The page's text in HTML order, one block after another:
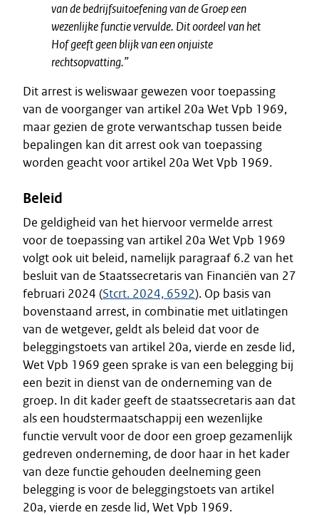
van de bedrijfsuitoefening van de Groep een
wezenlijke functie vervulde. Dit oordeel van het
Hof geeft geen blijk van een onjuiste
rechtsopvatting.”
Dit arrest is weliswaar gewezen voor toepassing
van de voorganger van artikel 20a Wet Vpb 1969,
maar gezien de grote verwantschap tussen beide
bepalingen kan dit arrest ook van toepassing
worden geacht voor artikel 20a Wet Vpb 1969.
Beleid
De geldigheid van het hiervoor vermelde arrest
voor de toepassing van artikel 20a Wet Vpb 1969
volgt ook uit beleid, namelijk paragraaf 6.2 van het
besluit van de Staatssecretaris van Financiën van 27
februari 2024 (Stcrt. 2024, 6592). Op basis van
bovenstaand arrest, in combinatie met uitlatingen
van de wetgever, geldt als beleid dat voor de
beleggingstoets van artikel 20a, vierde en zesde lid,
Wet Vpb 1969 geen sprake is van een belegging bij
een bezit in dienst van de onderneming van de
groep. In dit kader geeft de staatssecretaris aan dat
als een houdstermaatschappij een wezenlijke
functie vervult voor de door een groep gezamenlijk
gedreven onderneming, de door haar in het kader
van deze functie gehouden deelneming geen
belegging is voor de beleggingstoets van artikel
20a, vierde en zesde lid, Wet Vpb 1969.